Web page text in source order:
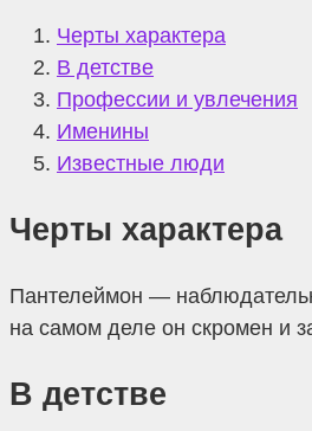
Черты характера
В детстве
Профессии и увлечения
Именины
Известные люди
Черты характера
Пантелеймон —
на самом деле он скромен и
В детстве